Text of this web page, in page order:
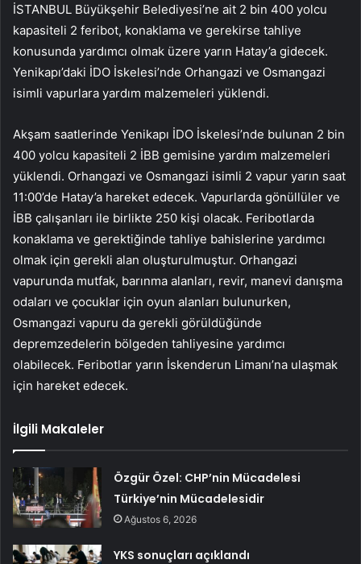
İSTANBUL Büyükşehir Belediyesi’ne ait 2 bin 400 yolcu
kapasiteli 2 feribot, konaklama ve gerekirse tahliye
konusunda yardımcı olmak üzere yarın Hatay’a gidecek.
Yenikapı’daki İDO İskelesi’nde Orhangazi ve Osmangazi
isimli vapurlara yardım malzemeleri yüklendi.
Akşam saatlerinde Yenikapı İDO İskelesi’nde bulunan 2 bin
400 yolcu kapasiteli 2 İBB gemisine yardım malzemeleri
yüklendi. Orhangazi ve Osmangazi isimli 2 vapur yarın saat
11:00’de Hatay’a hareket edecek. Vapurlarda gönüllüler ve
İBB çalışanları ile birlikte 250 kişi olacak. Feribotlarda
konaklama ve gerektiğinde tahliye bahislerine yardımcı
olmak için gerekli alan oluşturulmuştur. Orhangazi
vapurunda mutfak, barınma alanları, revir, manevi danışma
odaları ve çocuklar için oyun alanları bulunurken,
Osmangazi vapuru da gerekli görüldüğünde
depremzedelerin bölgeden tahliyesine yardımcı
olabilecek. Feribotlar yarın İskenderun Limanı’na ulaşmak
için hareket edecek.
İlgili Makaleler
Özgür Özel: CHP’nin Mücadelesi
Türkiye’nin Mücadelesidir
Ağustos 6, 2026
YKS sonuçları açıklandı